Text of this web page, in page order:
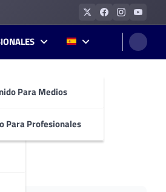
Para Medios
Para Profesionales
espíritu